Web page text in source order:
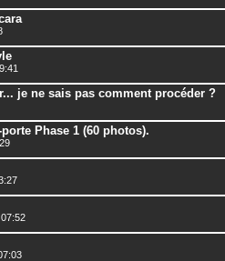
je ne sais pas comment procéder ?
Phase 1 (60 photos).